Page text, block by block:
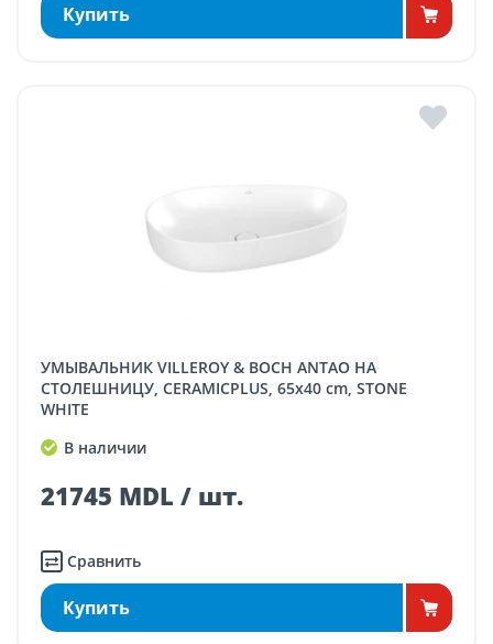
Купить
УМЫВАЛЬНИК VILLEROY & BOCH ANTAO НА
СТОЛЕШНИЦУ, CERAMICPLUS, 65x40 cm, STONE
WHITE
В наличии
21745 MDL / шт.
Сравнить
Купить